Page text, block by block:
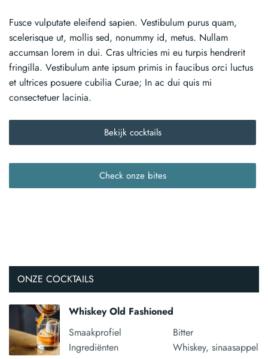
Fusce vulputate eleifend sapien. Vestibulum purus quam,
scelerisque ut, mollis sed, nonummy id, metus. Nullam
accumsan lorem in dui. Cras ultricies mi eu turpis hendrerit
fringilla. Vestibulum ante ipsum primis in faucibus orci luctus
et ultrices posuere cubilia Curae; In ac dui quis mi
consectetuer lacinia.
Bekijk cocktails
Check onze bites
ONZE COCKTAILS
Whiskey Old Fashioned
Smaakprofiel
Bitter
Ingrediënten
Whiskey, sinaasappel